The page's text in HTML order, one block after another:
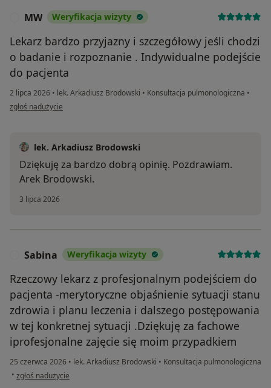
MW Weryfikacja wizyty
Lekarz bardzo przyjazny i szczegółowy jeśli chodzi
o badanie i rozpoznanie . Indywidualne podejście
do pacjenta
2 lipca 2026 • lek. Arkadiusz Brodowski • Konsultacja pulmonologiczna •
w opinii użytkownika MW
zgłoś nadużycie
lek. Arkadiusz Brodowski
Dziękuję za bardzo dobrą opinię. Pozdrawiam.
Arek Brodowski.
3 lipca 2026
Sabina Weryfikacja wizyty
Rzeczowy lekarz z profesjonalnym podejściem do
pacjenta -merytoryczne objaśnienie sytuacji stanu
zdrowia i planu leczenia i dalszego postępowania
w tej konkretnej sytuacji .Dziękuję za fachowe
iprofesjonalne zajęcie się moim przypadkiem
25 czerwca 2026 • lek. Arkadiusz Brodowski • Konsultacja pulmonologiczna
• w opinii użytkownika Sabina
zgłoś nadużycie